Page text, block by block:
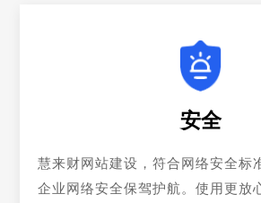
安全
慧来财网站建设，符合网络安全标
企业网络安全保驾护航。使用更放